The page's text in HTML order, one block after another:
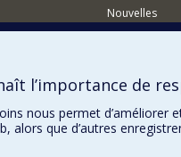
Nouvelles
l’importance de
nous permet
alors que d’autres